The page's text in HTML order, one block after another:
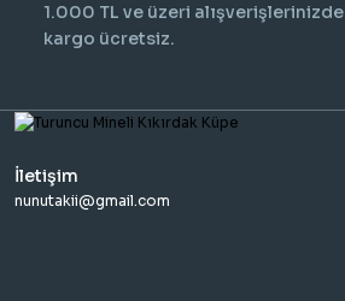
1.000 TL ve üzeri alışverişlerinizde
kargo ücretsiz.
İletişim
nunutakii@gmail.com